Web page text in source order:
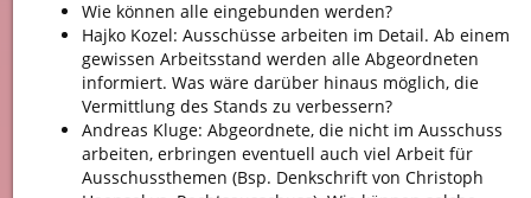
Wie können alle eingebunden werden?
Hajko Kozel: Ausschüsse arbeiten im Detail. Ab einem
gewissen Arbeitsstand werden alle Abgeordneten
informiert. Was wäre darüber hinaus möglich, die
Vermittlung des Stands zu verbessern?
Andreas Kluge: Abgeordnete, die nicht im Ausschuss
arbeiten, erbringen eventuell auch viel Arbeit für
Ausschussthemen (Bsp. Denkschrift von Christoph